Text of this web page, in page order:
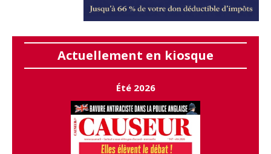
Actuellement en kiosque
Été 2026